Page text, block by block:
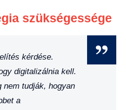
szükségessége
kérdése.
digitalizálnia kell.
nem tudják, hogyan
a